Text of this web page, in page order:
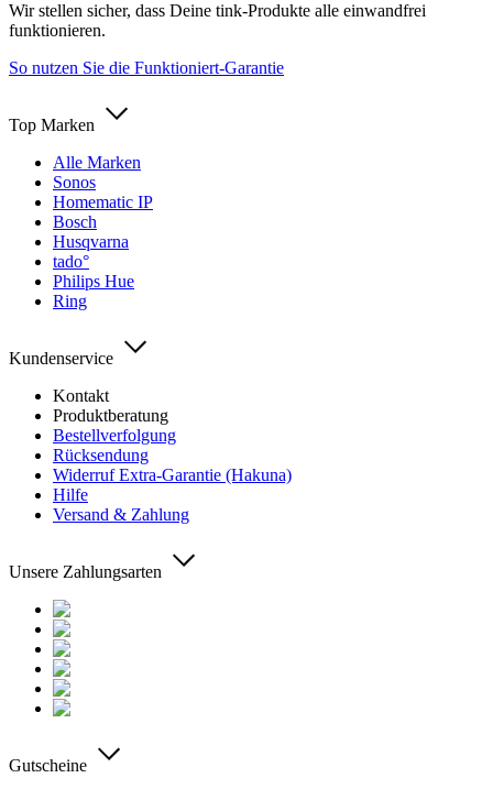
Wir stellen sicher, dass Deine tink-Produkte alle einwandfrei
funktionieren.
So nutzen Sie die Funktioniert-Garantie
Top Marken
Alle Marken
Sonos
Homematic IP
Bosch
Husqvarna
tado°
Philips Hue
Ring
Kundenservice
Kontakt
Produktberatung
Bestellverfolgung
Rücksendung
Widerruf Extra-Garantie (Hakuna)
Hilfe
Versand & Zahlung
Unsere Zahlungsarten
Gutscheine